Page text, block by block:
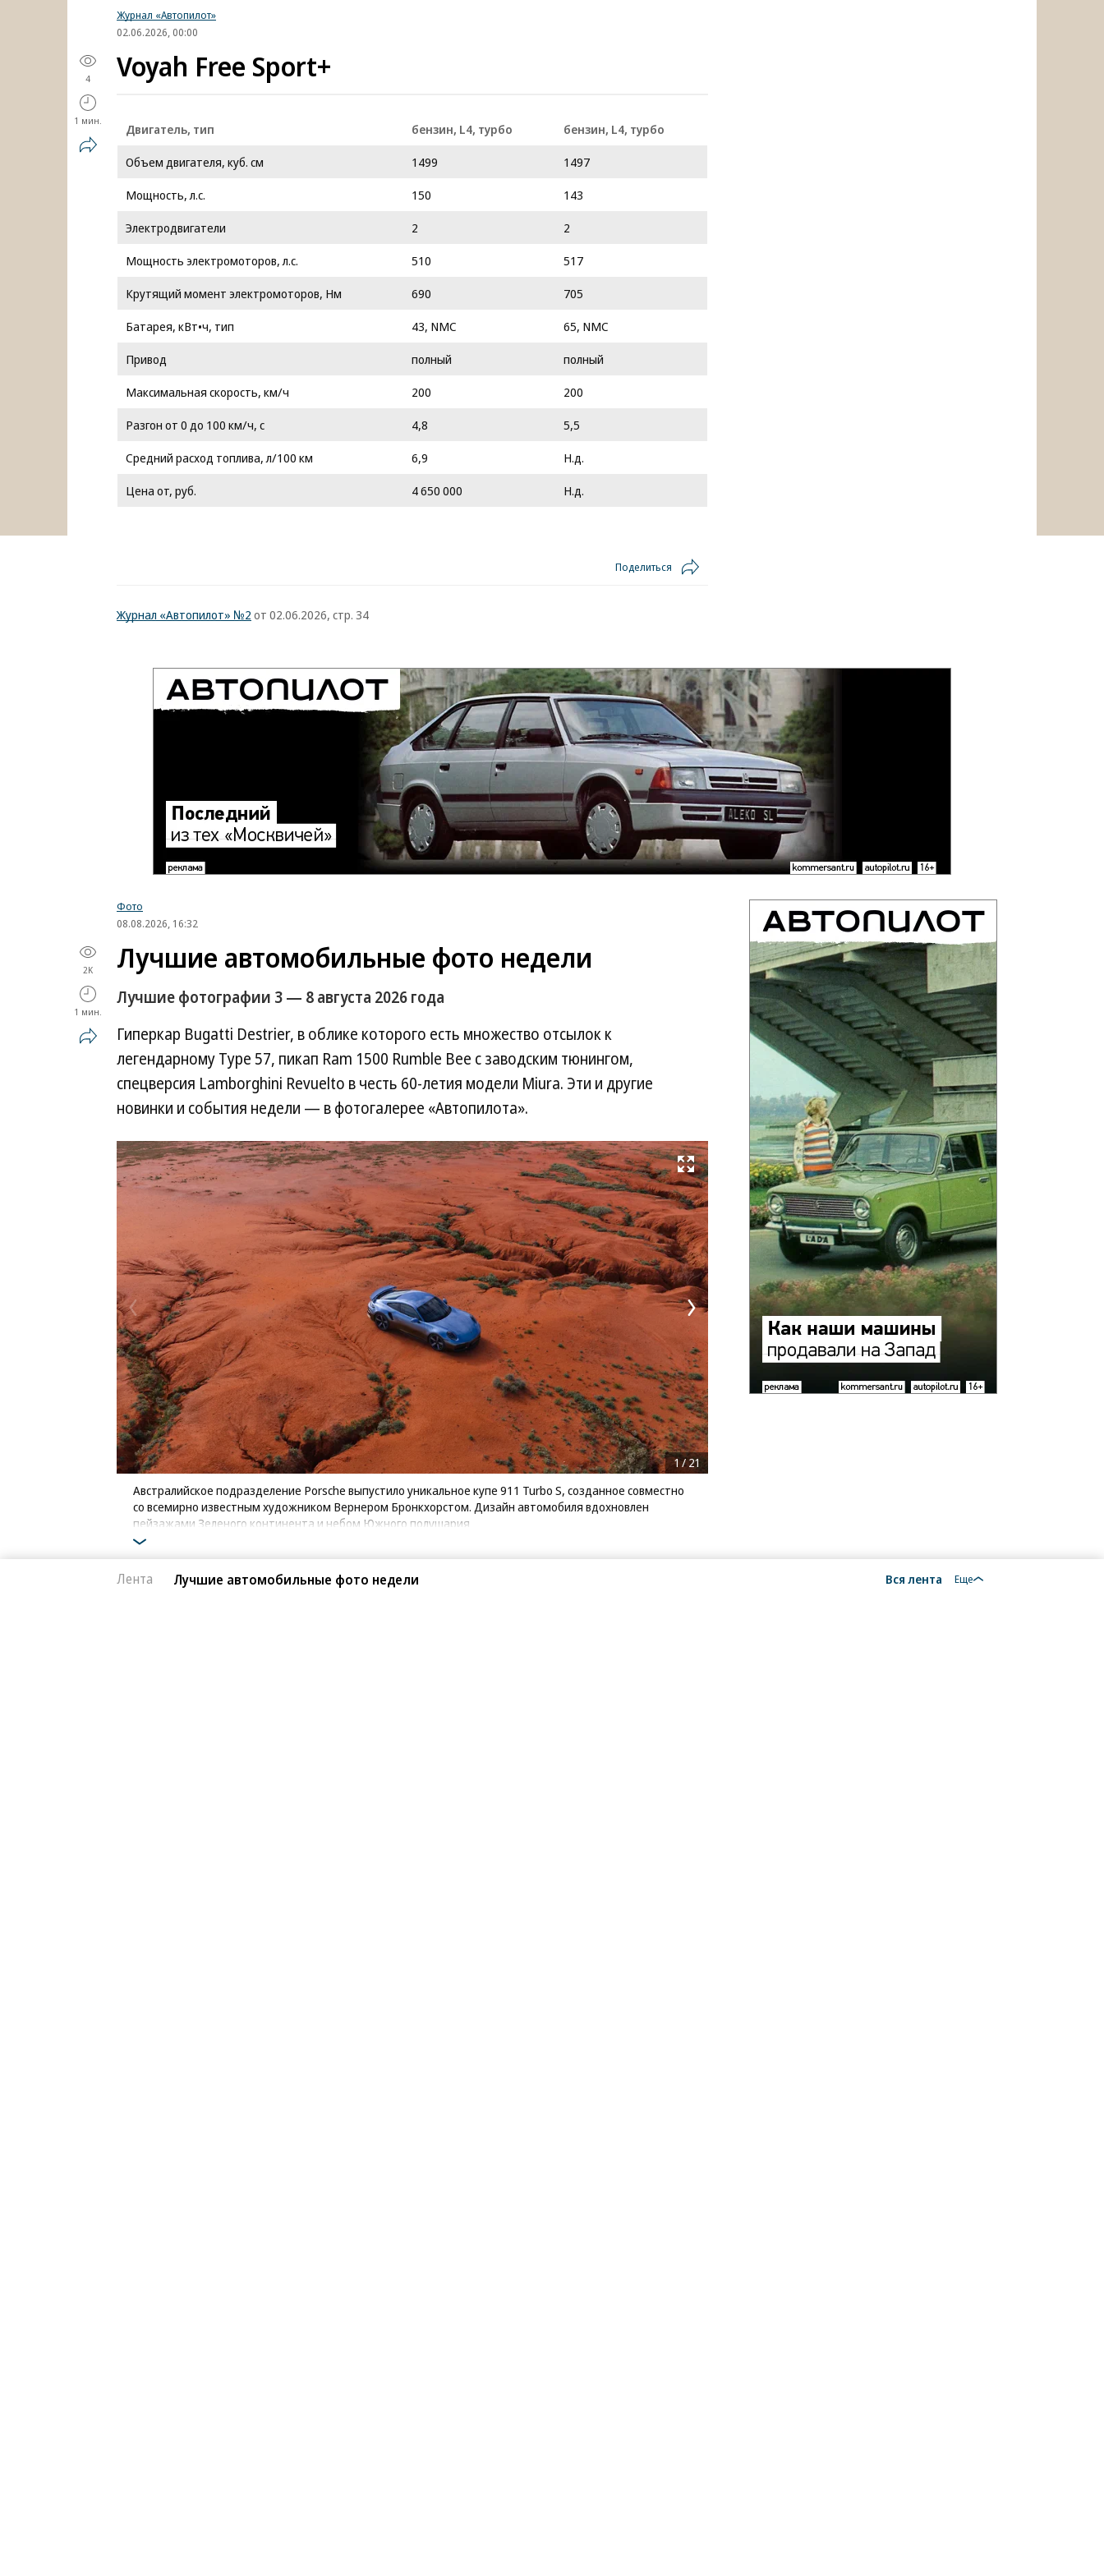
Журнал «Автопилот»
02.06.2026, 00:00
4
1 мин.
Voyah Free Sport+
Двигатель, тип бензин, L4, турбо
бензин, L4, турбо
Объем двигателя, куб. см
1499
1497
Мощность, л.с.
150
143
Электродвигатели
2
2
Мощность электромоторов, л.с.
510
517
Крутящий момент электромоторов, Нм
690
705
Батарея, кВт•ч, тип
43, NMC
65, NMC
Привод
полный
полный
Максимальная скорость, км/ч
200
200
Разгон от 0 до 100 км/ч, с
4,8
5,5
Средний расход топлива, л/100 км
6,9
Н.д.
Цена от, руб.
4 650 000 Н.д.
Поделиться
Журнал «Автопилот» №2 от 02.06.2026, стр. 34
Фото
08.08.2026, 16:32
2K
1 мин.
Лучшие автомобильные фото недели
Лучшие фотографии 3 — 8 августа 2026 года
Гиперкар Bugatti Destrier, в облике которого есть множество отсылок к
легендарному Type 57, пикап Ram 1500 Rumble Bee с заводским тюнингом,
спецверсия Lamborghini Revuelto в честь 60-летия модели Miura. Эти и другие
новинки и события недели — в фотогалерее «Автопилота».
Развернуть на весь экран
Австралийское подразделение Porsche выпустило уникальное купе 911 Turbo S, созданное совместно
со всемирно известным художником Вернером Бронкхорстом. Дизайн автомобиля вдохновлен
пейзажами Зеленого континента и небом Южного полушария
Фото: Porsche
1/21
Лента Лучшие автомобильные фото недели Вся лента Еще